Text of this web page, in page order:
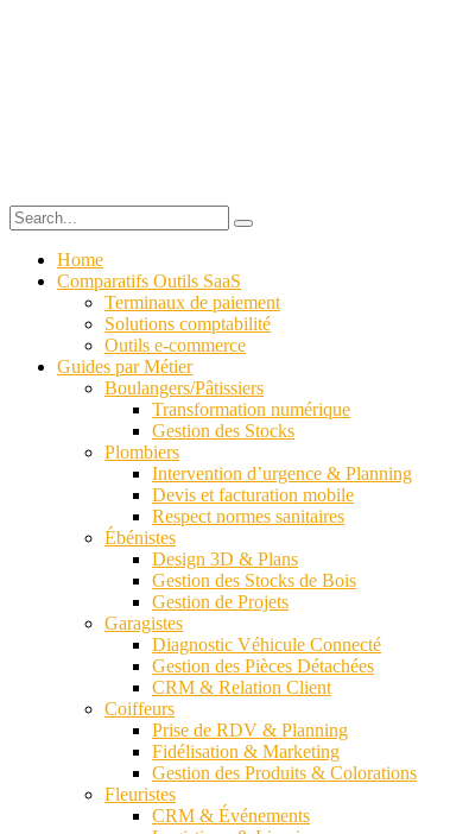
Home
Comparatifs Outils SaaS
Terminaux de paiement
Solutions comptabilité
Outils e-commerce
Guides par Métier
Boulangers/Pâtissiers
Transformation numérique
Gestion des Stocks
Plombiers
Intervention d’urgence & Planning
Devis et facturation mobile
Respect normes sanitaires
Ébénistes
Design 3D & Plans
Gestion des Stocks de Bois
Gestion de Projets
Garagistes
Diagnostic Véhicule Connecté
Gestion des Pièces Détachées
CRM & Relation Client
Coiffeurs
Prise de RDV & Planning
Fidélisation & Marketing
Gestion des Produits & Colorations
Fleuristes
CRM & Événements